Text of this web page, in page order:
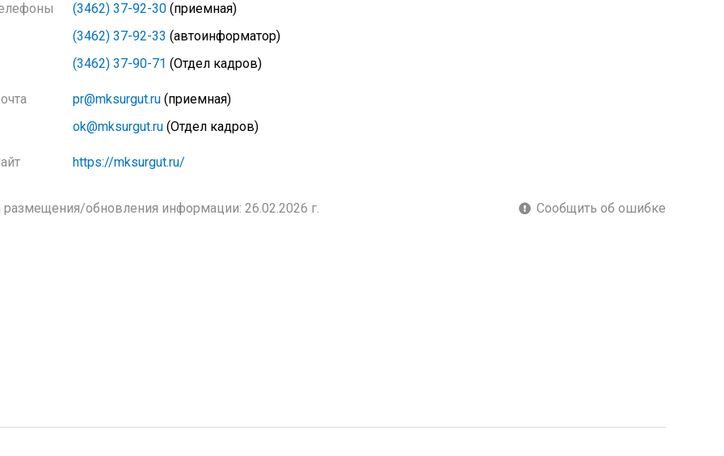
(3462) 37-92-30 (приемная)
(3462) 37-92-33 (автоинформатор)
(3462) 37-90-71 (Отдел кадров)
pr@mksurgut.ru (приемная)
ok@mksurgut.ru (Отдел кадров)
https://mksurgut.ru/
размещения/обновления информации: 26.02.2026 г. Сообщить об ошибке